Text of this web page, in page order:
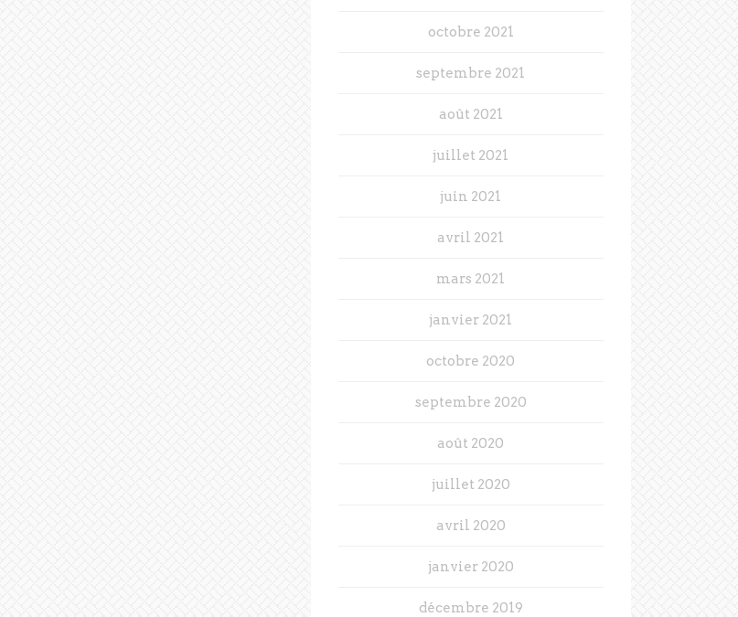
octobre 2021
septembre 2021
août 2021
juillet 2021
juin 2021
avril 2021
mars 2021
janvier 2021
octobre 2020
septembre 2020
août 2020
juillet 2020
avril 2020
janvier 2020
décembre 2019